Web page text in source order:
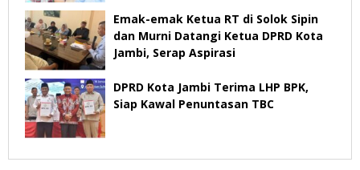
Emak-emak Ketua RT di Solok Sipin
dan Murni Datangi Ketua DPRD Kota
Jambi, Serap Aspirasi
DPRD Kota Jambi Terima LHP BPK,
Siap Kawal Penuntasan TBC